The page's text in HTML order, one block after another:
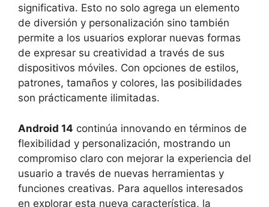
significativa. Esto no solo agrega un elemento
de diversión y personalización sino también
permite a los usuarios explorar nuevas formas
de expresar su creatividad a través de sus
dispositivos móviles. Con opciones de estilos,
patrones, tamaños y colores, las posibilidades
son prácticamente ilimitadas.
Android 14 continúa innovando en términos de
flexibilidad y personalización, mostrando un
compromiso claro con mejorar la experiencia del
usuario a través de nuevas herramientas y
funciones creativas. Para aquellos interesados
en explorar esta nueva característica, la